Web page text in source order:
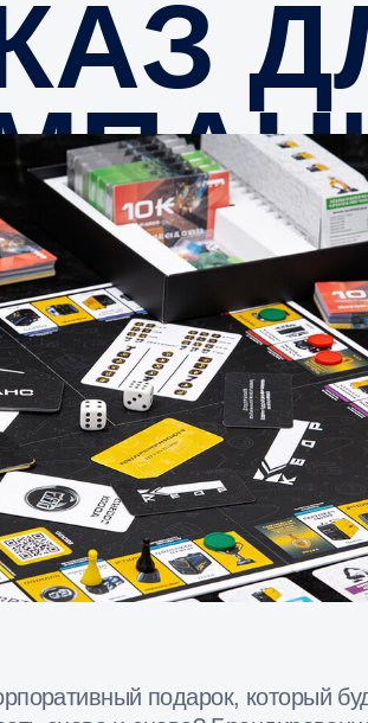
корпоративной
под ваш бренд
подарок, который будут не